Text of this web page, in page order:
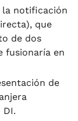
la notificación
que
de dos
fusionaría en
de